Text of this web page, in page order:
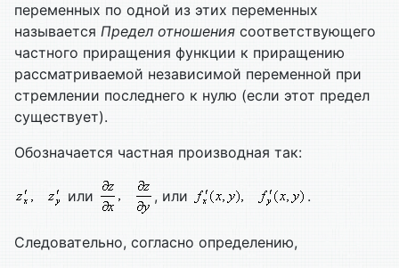
переменных по одной из этих переменных
называется Предел отношения соответствующего
частного приращения функции к приращению
рассматриваемой независимой переменной при
стремлении последнего к нулю (если этот предел
существует).
Обозначается частная производная так:
или , или .
Следовательно, согласно определению,